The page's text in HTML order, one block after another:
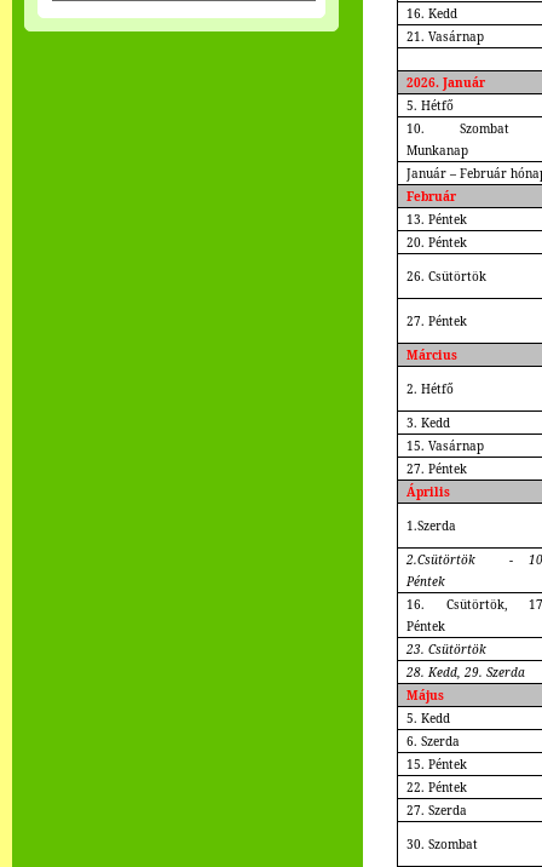
16. Kedd
21. Vasárnap
2026. Január
5. Hétfő
10. Szombat
Munkanap
Január – Február
Február
13. Péntek
20. Péntek
26. Csütörtök
27. Péntek
Március
2. Hétfő
3. Kedd
15. Vasárnap
27. Péntek
Április
1.Szerda
2.Csütörtök -
Péntek
16. Csütörtök,
Péntek
23. Csütörtök
28. Kedd, 29. Szerda
Május
5. Kedd
6. Szerda
15. Péntek
22. Péntek
27. Szerda
30. Szombat